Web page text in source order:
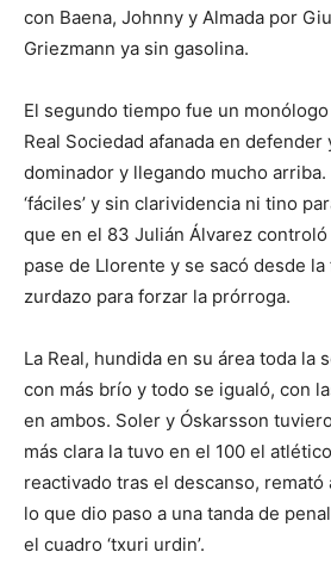
con Baena, Johnny y Almada por
Griezmann ya sin gasolina.
El segundo tiempo fue un
Real Sociedad afanada en defender
dominador y llegando mucho
‘fáciles’ y sin clarividencia ni tino
que en el 83 Julián Álvarez
pase de Llorente y se sacó desde
zurdazo para forzar la prórroga.
La Real, hundida en su área toda la
con más brío y todo se igualó, con
en ambos. Soler y Óskarsson
más clara la tuvo en el 100 el
reactivado tras el descanso, remató
lo que dio paso a una tanda de
el cuadro ‘txuri urdin’.